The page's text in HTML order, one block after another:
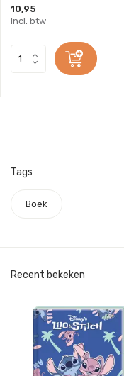
10,95
Incl. btw
Tags
Boek
Recent bekeken